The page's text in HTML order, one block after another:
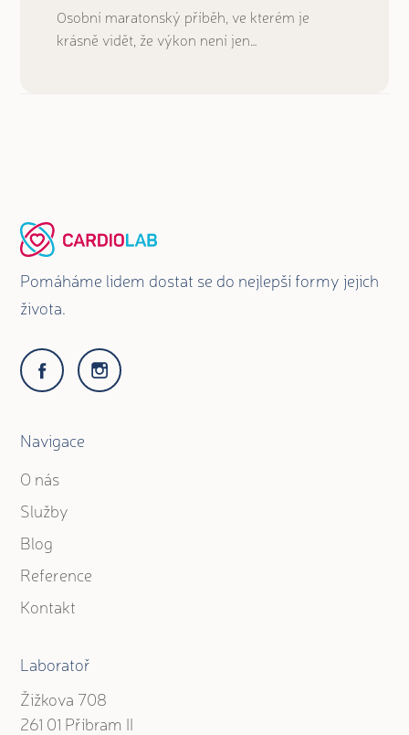
Osobní maratonský příběh, ve kterém je
krásně vidět, že výkon není jen…
Pomáháme lidem dostat se do nejlepší formy jejich
života.
Navigace
O nás
Služby
Blog
Reference
Kontakt
Laboratoř
Žižkova 708
261 01 Příbram II